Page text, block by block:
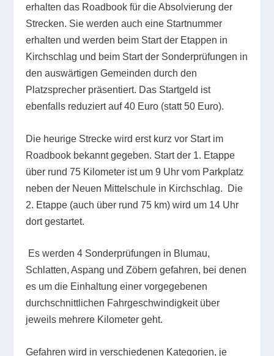
erhalten das Roadbook für die Absolvierung der
Strecken. Sie werden auch eine Startnummer
erhalten und werden beim Start der Etappen in
Kirchschlag und beim Start der Sonderprüfungen in
den auswärtigen Gemeinden durch den
Platzsprecher präsentiert. Das Startgeld ist
ebenfalls reduziert auf 40 Euro (statt 50 Euro).
Die heurige Strecke wird erst kurz vor Start im
Roadbook bekannt gegeben. Start der 1. Etappe
über rund 75 Kilometer ist um 9 Uhr vom Parkplatz
neben der Neuen Mittelschule in Kirchschlag. Die
2. Etappe (auch über rund 75 km) wird um 14 Uhr
dort gestartet.
Es werden 4 Sonderprüfungen in Blumau,
Schlatten, Aspang und Zöbern gefahren, bei denen
es um die Einhaltung einer vorgegebenen
durchschnittlichen Fahrgeschwindigkeit über
jeweils mehrere Kilometer geht.
Gefahren wird in verschiedenen Kategorien, je